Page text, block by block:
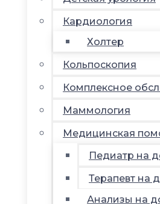
Кардиология
Холтер
Кольпоскопия
Комплексное
Маммология
Медицинская
Педиатр на
Терапевт на
Анализы на